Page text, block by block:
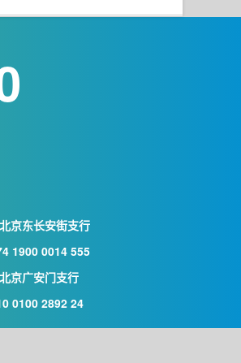
京东长安街支行
1900 0014 555
京广安门支行
0100 2892 24